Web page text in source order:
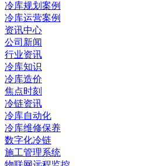
冷库规划案例
冷库运营案例
资讯中心
公司新闻
行业资讯
冷库知识
冷库造价
焦点时刻
冷链资讯
冷库自动化
冷库维修保养
数字化冷链
施工管理系统